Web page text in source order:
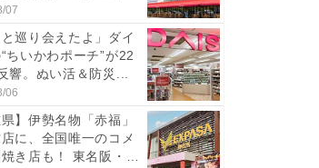
07
と巡り会えたよ」ダイ
ちいかわポーチ”が22
響。ぬい活＆防災...
06
県】伊勢名物「赤福」
に、全国唯一のコメ
き店も！ 東名阪・